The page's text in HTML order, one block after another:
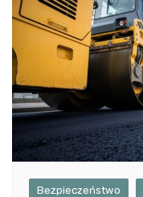
Bezpieczeństwo